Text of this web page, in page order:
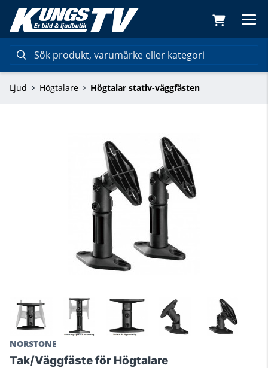
Ljud Högtalare Högtalar stativ-väggfästen
NORSTONE
Tak/Väggfäste för Högtalare